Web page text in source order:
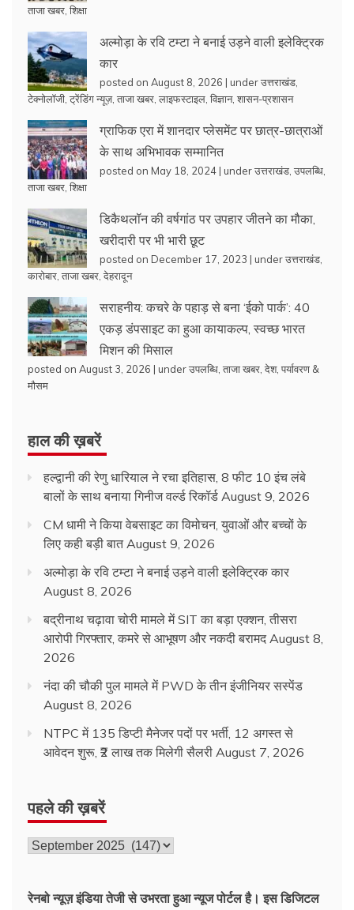
ताजा खबर शिक्षा
अल्मोड़ा के रवि टम्टा ने बनाई उड़ने वाली इलेक्ट्रिक
कार
posted on August 8, 2026 | underउत्तराखंड
टेक्नोलॉजी ट्रेंडिंग न्यूज़, ताजा खबर लाइफस्टाइल विज्ञान, शासन-प्रशासन
ग्राफिक एरा में शानदार प्लेसमेंट पर छात्र-छात्राओं
के साथ अभिभावक सम्मानित
posted on May 18, 2024 | underउत्तराखंड उपलब्धि
ताजा खबर शिक्षा
डिकैथलॉन की वर्षगांठ पर उपहार जीतने का मौका,
खरीदारी पर भी भारी छूट
posted on December 17, 2023 | underउत्तराखंड
कारोबार ताजा खबर देहरादून
सराहनीय: कचरे के पहाड़ से बना ‘ईको पार्क’: 40
एकड़ डंपसाइट का हुआ कायाकल्प, स्वच्छ भारत
मिशन की मिसाल
posted on August 3, 2026 | underउपलब्धि ताजा खबर देश, पर्यावरण &
मौसम
हाल की ख़बरें
हल्द्वानी की रेणु धारियाल ने रचा इतिहास, 8 फीट 10 इंच लंबे
बालों के साथ बनाया गिनीज वर्ल्ड रिकॉर्ड August 9, 2026
CM धामी ने किया वेबसाइट का विमोचन, युवाओं और बच्चों के
लिए कही बड़ी बात August 9, 2026
अल्मोड़ा के रवि टम्टा ने बनाई उड़ने वाली इलेक्ट्रिक कार
August 8, 2026
बद्रीनाथ चढ़ावा चोरी मामले में SIT का बड़ा एक्शन, तीसरा
आरोपी गिरफ्तार, कमरे से आभूषण और नकदी बरामद August 8,
2026
नंदा की चौकी पुल मामले में PWD के तीन इंजीनियर सस्पेंड
August 8, 2026
NTPC में 135 डिप्टी मैनेजर पदों पर भर्ती, 12 अगस्त से
आवेदन शुरू, ₹2 लाख तक मिलेगी सैलरी August 7, 2026
पहले की ख़बरें
पहले
रेनबो न्यूज़ इंडिया तेजी से उभरता हुआ न्‍यूज पोर्टल है। इस डिजिटल